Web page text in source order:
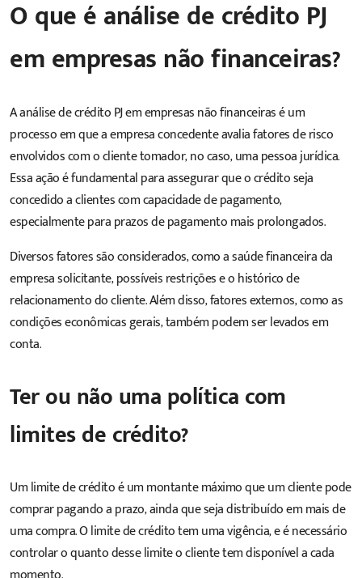
O que é análise de crédito PJ
em empresas não financeiras?
A análise de crédito PJ em empresas não financeiras é um
processo em que a empresa concedente avalia fatores de risco
envolvidos com o cliente tomador, no caso, uma pessoa jurídica.
Essa ação é fundamental para assegurar que o crédito seja
concedido a clientes com capacidade de pagamento,
especialmente para prazos de pagamento mais prolongados.
Diversos fatores são considerados, como a saúde financeira da
empresa solicitante, possíveis restrições e o histórico de
relacionamento do cliente. Além disso, fatores externos, como as
condições econômicas gerais, também podem ser levados em
conta.
Ter ou não uma política com
limites de crédito?
Um limite de crédito é um montante máximo que um cliente pode
comprar pagando a prazo, ainda que seja distribuído em mais de
uma compra. O limite de crédito tem uma vigência, e é necessário
controlar o quanto desse limite o cliente tem disponível a cada